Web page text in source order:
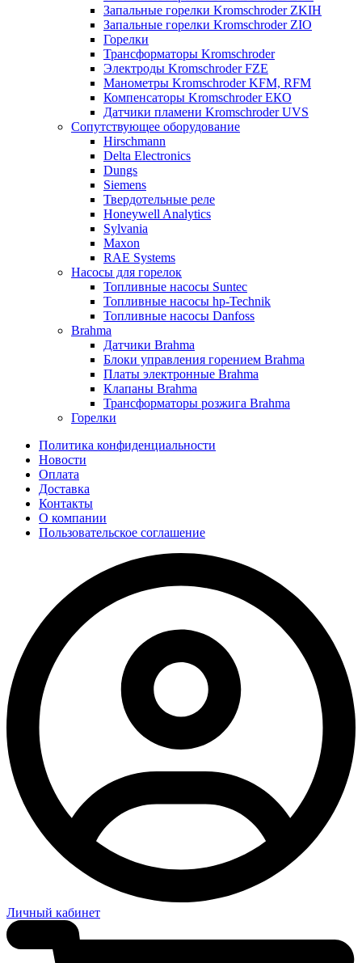
Запальные горелки Kromschroder ZKIH
Запальные горелки Kromschroder ZIO
Горелки
Трансформаторы Kromschroder
Электроды Kromschroder FZE
Манометры Kromschroder KFM, RFM
Компенсаторы Kromschroder ЕКО
Датчики пламени Kromschroder UVS
Сопутствующее оборудование
Hirschmann
Delta Electronics
Dungs
Siemens
Твердотельные реле
Honeywell Analytics
Sylvania
Maxon
RAE Systems
Насосы для горелок
Топливные насосы Suntec
Топливные насосы hp-Technik
Топливные насосы Danfoss
Brahma
Датчики Brahma
Блоки управления горением Brahma
Платы электронные Brahma
Клапаны Brahma
Трансформаторы розжига Brahma
Горелки
Политика конфиденциальности
Новости
Оплата
Доставка
Контакты
О компании
Пользовательское соглашение
Личный кабинет